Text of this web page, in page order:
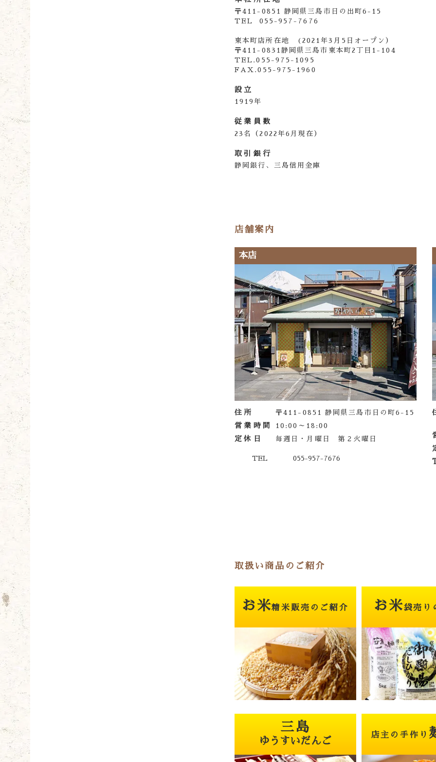
〒411-0851 静岡県三島市日の出町6-15
TEL 055-957-7676
東本町店所在地 (2021年3月5日オープン）
〒411-0831静岡県三島市東本町2丁目1-104
TEL.055-975-1095
FAX.055-975-1960
設立
1919年
従業員数
23名（2022年6月現在）
取引銀行
静岡銀行、三島信用金庫
店舗案内
本店
住所
〒411-0851 静岡県三島市日の町6-15
営業時間
10:00～18:00
定休日
毎週日・月曜日 第２火曜日
TEL 055-957-7676
取扱い商品のご紹介
お米精米販売のご紹介 お米袋売り
三島
ゆうすいだんご
店主の手作り